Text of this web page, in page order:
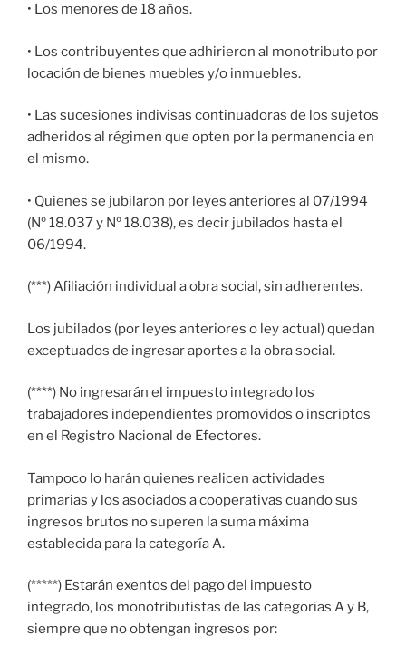
• Los menores de 18 años.
• Los contribuyentes que adhirieron al monotributo por
locación de bienes muebles y/o inmuebles.
• Las sucesiones indivisas continuadoras de los sujetos
adheridos al régimen que opten por la permanencia en
el mismo.
• Quienes se jubilaron por leyes anteriores al 07/1994
(Nº 18.037 y Nº 18.038), es decir jubilados hasta el
06/1994.
(***) Afiliación individual a obra social, sin adherentes.
Los jubilados (por leyes anteriores o ley actual) quedan
exceptuados de ingresar aportes a la obra social.
(****) No ingresarán el impuesto integrado los
trabajadores independientes promovidos o inscriptos
en el Registro Nacional de Efectores.
Tampoco lo harán quienes realicen actividades
primarias y los asociados a cooperativas cuando sus
ingresos brutos no superen la suma máxima
establecida para la categoría A.
(*****) Estarán exentos del pago del impuesto
integrado, los monotributistas de las categorías A y B,
siempre que no obtengan ingresos por: